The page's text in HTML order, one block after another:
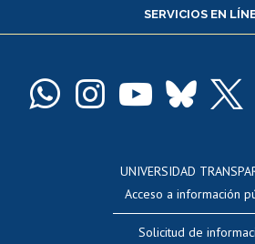
Pago de arancel y crédito
Docentes
Perfeccionamiento
Editar Portafolio
Evaluación docente
SERVICIOS EN
UNIVERSIDAD
Acceso a información
Solicitud de